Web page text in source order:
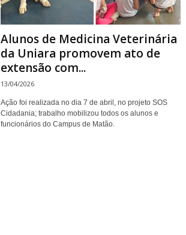
Alunos de Medicina Veterinária
da Uniara promovem ato de
extensão com...
13/04/2026
Ação foi realizada no dia 7 de abril, no projeto SOS
Cidadania; trabalho mobilizou todos os alunos e
funcionários do Campus de Matão.